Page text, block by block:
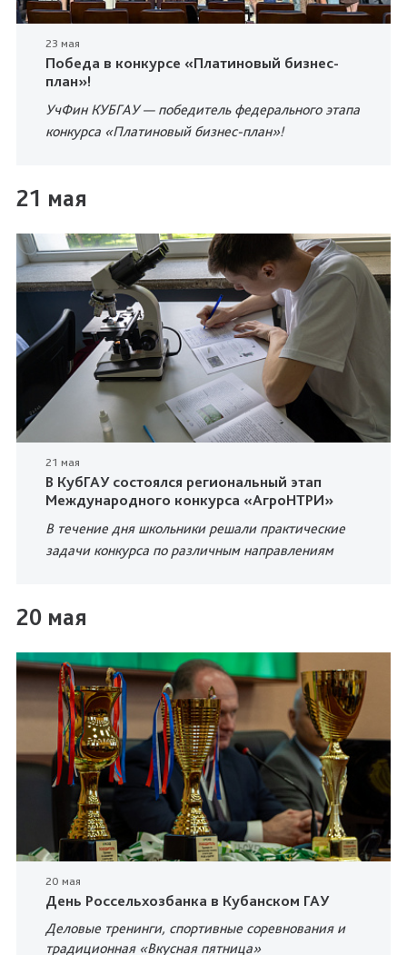
23 мая
Победа в конкурсе «Платиновый бизнес-
план»!
УчФин КУБГАУ — победитель федерального этапа
конкурса «Платиновый бизнес-план»!
21 мая
21 мая
В КубГАУ состоялся региональный этап
Международного конкурса «АгроНТРИ»
В течение дня школьники решали практические
задачи конкурса по различным направлениям
20 мая
20 мая
День Россельхозбанка в Кубанском ГАУ
Деловые тренинги, спортивные соревнования и
традиционная «Вкусная пятница»